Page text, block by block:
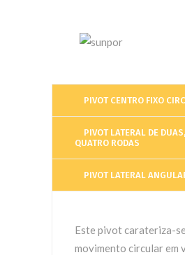
PIVOT CENTRO FIXO
PIVOT LATERAL DE
QUATRO RODAS
PIVOT LATERAL
Este pivot carateriza-
movimento circular em